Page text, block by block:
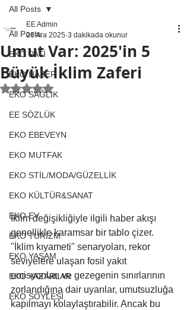
All Posts
EKO PATİ
EKO HABER
EKO SAĞLIK
EE SÖZLÜK
EKO EBEVEYN
EKO MUTFAK
EKO STİL/MODA/GÜZELLİK
EKO KÜLTÜR&SANAT
EKO EV
EKO TURİZM
EKO YAŞAM
EKO YAZARLAR
EKO SÖYLEŞİ
All Posts
Umut Var: 2025'in 5
Büyük İklim Zaferi
EE Admin
26 Ara 2025 3 dakikada okunur
5 üzerinden NaN yıldız
İklim değişikliğiyle ilgili haber akışı
genellikle karamsar bir tablo çizer.
"İklim kıyameti" senaryoları, rekor
seviyelere ulaşan fosil yakıt
emisyonları ve gezegenin sınırlarının
zorlandığına dair uyarılar, umutsuzluğa
kapılmayı kolaylaştırabilir. Ancak bu